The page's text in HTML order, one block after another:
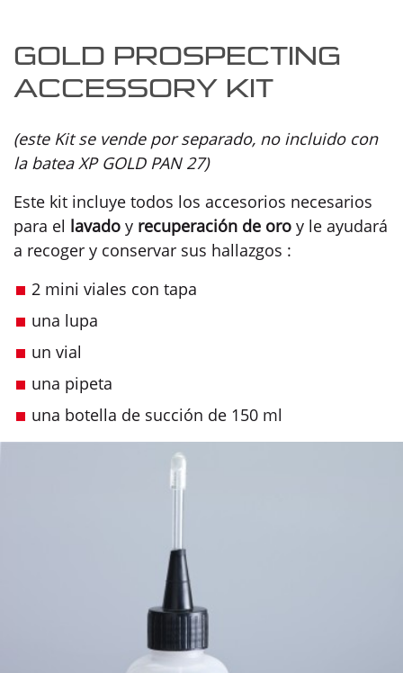
GOLD PROSPECTING
ACCESSORY KIT
(este Kit se vende por separado, no incluido con
la batea XP GOLD PAN 27)
Este kit incluye todos los accesorios necesarios
para el lavado y recuperación de oro y le ayudará
a recoger y conservar sus hallazgos :
2 mini viales con tapa
una lupa
un vial
una pipeta
una botella de succión de 150 ml